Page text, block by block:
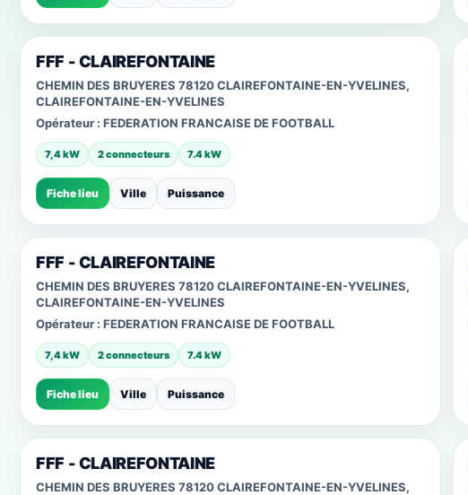
FFF - CLAIREFONTAINE
CHEMIN DES BRUYERES 78120 CLAIREFONTAINE-EN-YVELINES,
CLAIREFONTAINE-EN-YVELINES
Opérateur : FEDERATION FRANCAISE DE FOOTBALL
7,4 kW 2 connecteurs 7.4 kW
Fiche lieu Ville Puissance
FFF - CLAIREFONTAINE
CHEMIN DES BRUYERES 78120 CLAIREFONTAINE-EN-YVELINES,
CLAIREFONTAINE-EN-YVELINES
Opérateur : FEDERATION FRANCAISE DE FOOTBALL
7,4 kW 2 connecteurs 7.4 kW
Fiche lieu Ville Puissance
FFF - CLAIREFONTAINE
CHEMIN DES BRUYERES 78120 CLAIREFONTAINE-EN-YVELINES,